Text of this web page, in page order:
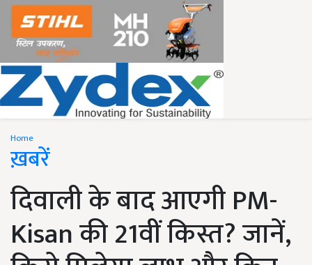
Home
ख़बरें
दिवाली के बाद आएगी PM-
Kisan की 21वीं किस्त? जानें,